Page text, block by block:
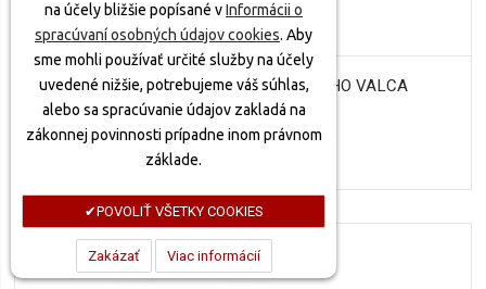
na účely bližšie popísané vInformácii o
spracúvaní osobných údajov cookies. Aby
sme mohli používať určité služby na účely
uvedené nižšie, potrebujeme váš súhlas,
alebo sa spracúvanie údajov zakladá na
zákonnej povinnosti prípadne inom právnom
základe.
POVOLIŤ VŠETKY COOKIES
Zakázať Viac informácií
4RIDE OPRAVNÁ SADA BRZDOVÉHO VALCA
PREDNÁ/ZADNÁ
15,80 €